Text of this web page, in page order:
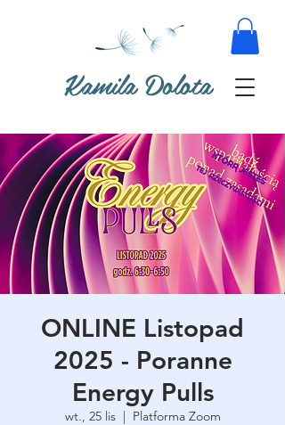
Kamila Dolota
ONLINE Listopad
2025 - Poranne
Energy Pulls
wt., 25 lis
  |
Platforma Zoom